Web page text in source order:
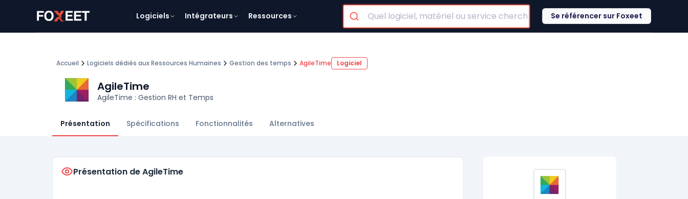
Logiciels Intégrateurs Ressources Se référencer sur Foxeet
Accueil Logiciels dédiés aux Ressources Humaines Gestion des temps AgileTime Logiciel
AgileTime
AgileTime : Gestion RH et Temps
Présentation Spécifications Fonctionnalités Alternatives
Présentation de AgileTime